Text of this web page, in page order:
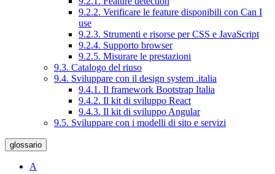
9.2.2. Verificare le feature disponibili con Can I
use
9.2.3. Strumenti e risorse per CSS e JavaScript
9.2.4. Supporto browser
9.2.5. Misurare le prestazioni
9.3. Catalogo del riuso
9.4. Sviluppare con il design system .italia
9.4.1. Il framework Bootstrap Italia
9.4.2. Il kit di sviluppo React
9.4.3. Il kit di sviluppo Angular
9.5. Sviluppare con i modelli di sito e servizi
glossario
A